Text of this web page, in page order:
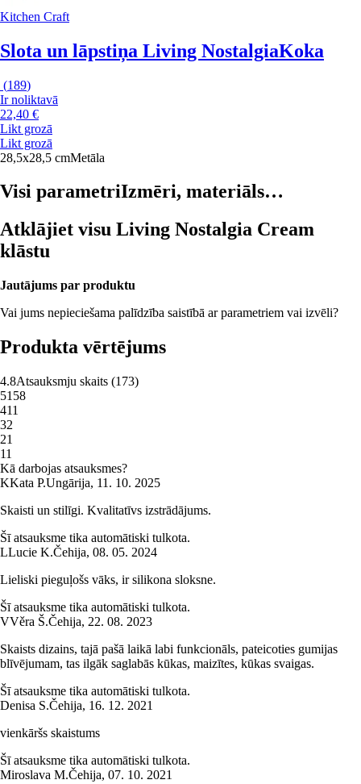
Kitchen Craft
Slota un lāpstiņa Living NostalgiaKoka
(189)
Ir noliktavā
22,40 €
Likt grozā
Likt grozā
28,5x28,5 cmMetāla
Visi parametriIzmēri, materiāls…
Atklājiet visu Living Nostalgia Cream
klāstu
Jautājums par produktu
Vai jums nepieciešama palīdzība saistībā ar parametriem vai izvēli?
Produkta vērtējums
4.8Atsauksmju skaits (173)
5158
411
32
21
11
Kā darbojas atsauksmes?
KKata P.Ungārija, 11. 10. 2025
Skaisti un stilīgi. Kvalitatīvs izstrādājums.
Šī atsauksme tika automātiski tulkota.
LLucie K.Čehija, 08. 05. 2024
Lieliski pieguļošs vāks, ir silikona sloksne.
Šī atsauksme tika automātiski tulkota.
VVěra Š.Čehija, 22. 08. 2023
Skaists dizains, tajā pašā laikā labi funkcionāls, pateicoties gumijas
blīvējumam, tas ilgāk saglabās kūkas, maizītes, kūkas svaigas.
Šī atsauksme tika automātiski tulkota.
Denisa S.Čehija, 16. 12. 2021
vienkāršs skaistums
Šī atsauksme tika automātiski tulkota.
Miroslava M.Čehija, 07. 10. 2021